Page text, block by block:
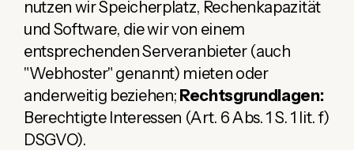
nutzen wir Speicherplatz, Rechenkapazität
und Software, die wir von einem
entsprechenden Serveranbieter (auch
"Webhoster" genannt) mieten oder
anderweitig beziehen; Rechtsgrundlagen:
Berechtigte Interessen (Art. 6 Abs. 1 S. 1 lit. f)
DSGVO).